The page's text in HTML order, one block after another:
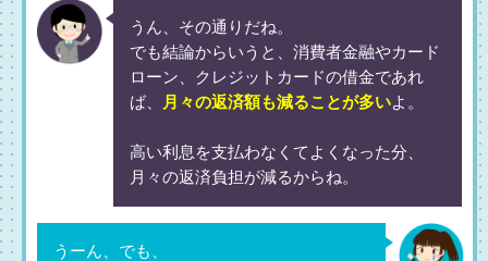
うん、その通りだね。
でも結論からいうと、消費者金融やカード
ローン、クレジットカードの借金であれ
ば、
月々の返済額も減ることが多いよ。
高い利息を支払わなくてよくなった分、
月々の返済負担が減るからね。
うーん、でも、